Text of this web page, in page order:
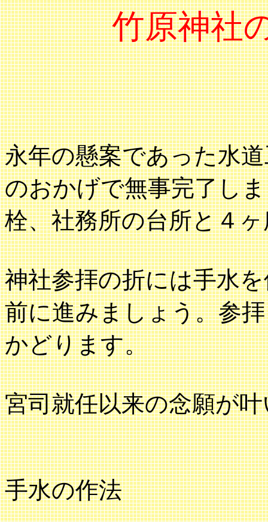
竹原神社
永年の懸案であった水
のおかげで無事完了し
栓、社務所の台所と４
神社参拝の折には手水
前に進みましょう。参
かどります。
宮司就任以来の念願が
手水の作法